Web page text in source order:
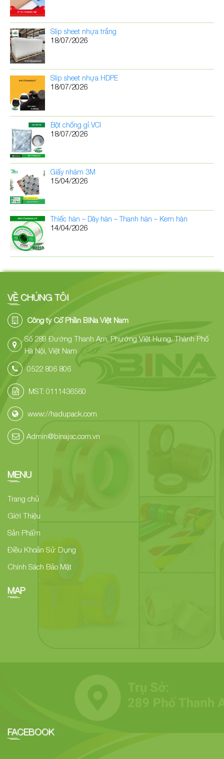
Slip sheet nhựa trắng
18/07/2026
Slip sheet nhựa HDPE
18/07/2026
Bột chống gỉ VCI
18/07/2026
Giấy nhám 3M
15/04/2026
Thiếc hàn – Dây hàn – Thanh hàn – Kem hàn
14/04/2026
VỀ CHÚNG TÔI
Công ty Cổ Phần BiNa Việt Nam
Số 289 Đường Thanh Am, Phường Việt Hưng, Thành Phố
Hà Nội, Việt Nam
0522 806 806
MST: 0111436560
www://hadupack.com
Admin@binajsc.com.vn
MENU
Trang chủ
Giới Thiệu
Sản Phẩm
Điều Khoản Sử Dụng
Chính Sách Bảo Mật
MAP
FACEBOOK